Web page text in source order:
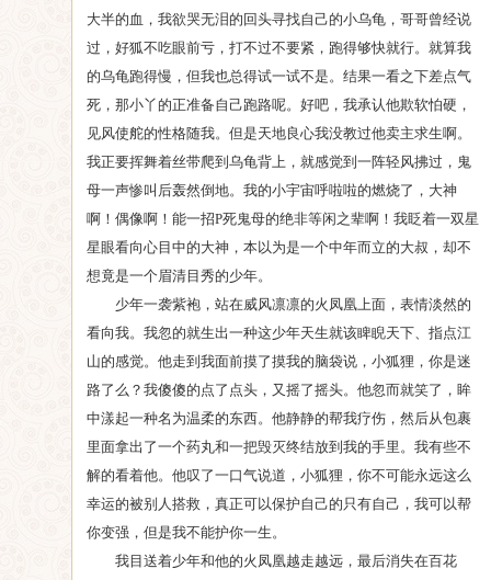
大半的血，我欲哭无泪的回头寻找自己的小乌龟，哥哥曾经说
过，好狐不吃眼前亏，打不过不要紧，跑得够快就行。就算我
的乌龟跑得慢，但我也总得试一试不是。结果一看之下差点气
死，那小丫的正准备自己跑路呢。好吧，我承认他欺软怕硬，
见风使舵的性格随我。但是天地良心我没教过他卖主求生啊。
我正要挥舞着丝带爬到乌龟背上，就感觉到一阵轻风拂过，鬼
母一声惨叫后轰然倒地。我的小宇宙呼啦啦的燃烧了，大神
啊！偶像啊！能一招P死鬼母的绝非等闲之辈啊！我眨着一双星
星眼看向心目中的大神，本以为是一个中年而立的大叔，却不
想竟是一个眉清目秀的少年。
少年一袭紫袍，站在威风凛凛的火凤凰上面，表情淡然的
看向我。我忽的就生出一种这少年天生就该睥睨天下、指点江
山的感觉。他走到我面前摸了摸我的脑袋说，小狐狸，你是迷
路了么？我傻傻的点了点头，又摇了摇头。他忽而就笑了，眸
中漾起一种名为温柔的东西。他静静的帮我疗伤，然后从包裹
里面拿出了一个药丸和一把毁灭终结放到我的手里。我有些不
解的看着他。他叹了一口气说道，小狐狸，你不可能永远这么
幸运的被别人搭救，真正可以保护自己的只有自己，我可以帮
你变强，但是我不能护你一生。
我目送着少年和他的火凤凰越走越远，最后消失在百花